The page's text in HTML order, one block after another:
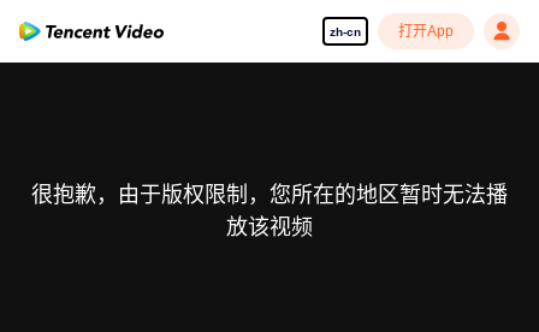
zh-cn 打开App
很抱歉，由于版权限制，您所在的地区暂时无法播
放该视频